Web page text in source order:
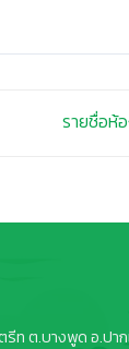
รายชื่อห้
ท ต.บางพูด อ.ปาก